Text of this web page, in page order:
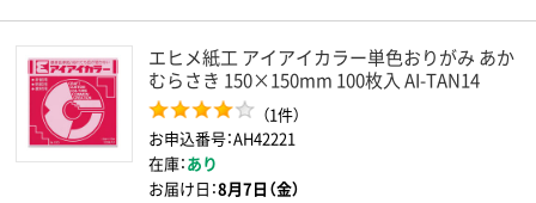
エヒメ紙工 アイアイカラー単色おりがみ あか
むらさき 150×150mm 100枚入 AI-TAN14
（1件）
お申込番号：AH42221
在庫：あり
お届け日：8月7日（金）